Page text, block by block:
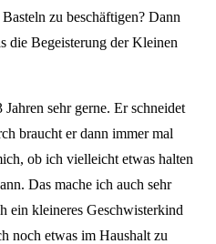
zu beschäftigen? Dann
die Begeisterung der Kleinen
sehr gerne. Er schneidet
braucht er dann immer mal
ob ich vielleicht etwas halten
Das mache ich auch sehr
ein kleineres Geschwisterkind
noch etwas im Haushalt zu